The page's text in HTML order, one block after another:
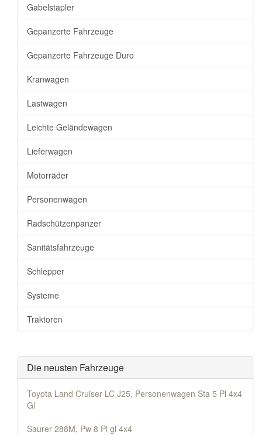
Gabelstapler
Gepanzerte Fahrzeuge
Gepanzerte Fahrzeuge Duro
Kranwagen
Lastwagen
Leichte Geländewagen
Lieferwagen
Motorräder
Personenwagen
Radschützenpanzer
Sanitätsfahrzeuge
Schlepper
Systeme
Traktoren
Die neusten Fahrzeuge
Toyota Land Cruiser LC J25, Personenwagen Sta 5 Pl 4x4
Gl
Saurer 288M, Pw 8 Pl gl 4x4